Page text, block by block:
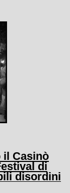
il Casinò
di
disordini